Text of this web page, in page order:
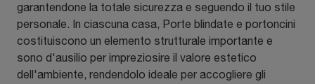
garantendone la totale sicurezza e seguendo il tuo stile
personale. In ciascuna casa, Porte blindate e portoncini
costituiscono un elemento strutturale importante e
sono d'ausilio per impreziosire il valore estetico
dell'ambiente, rendendolo ideale per accogliere gli